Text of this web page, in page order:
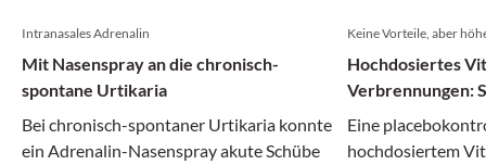
Intranasales Adrenalin
Mit Nasenspray an die chronisch-
spontane Urtikaria
Bei chronisch-spontaner Urtikaria konnte
ein Adrenalin-Nasenspray akute Schübe
Keine Vorteile, aber
Hochdosiertes
Verbrennungen:
Eine
hochdosiertem